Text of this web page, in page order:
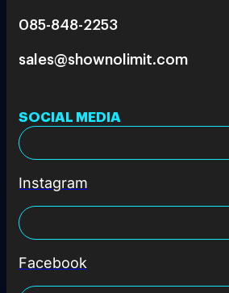
085-848-2253
sales@shownolimit.com
SOCIAL MEDIA
Instagram
Facebook